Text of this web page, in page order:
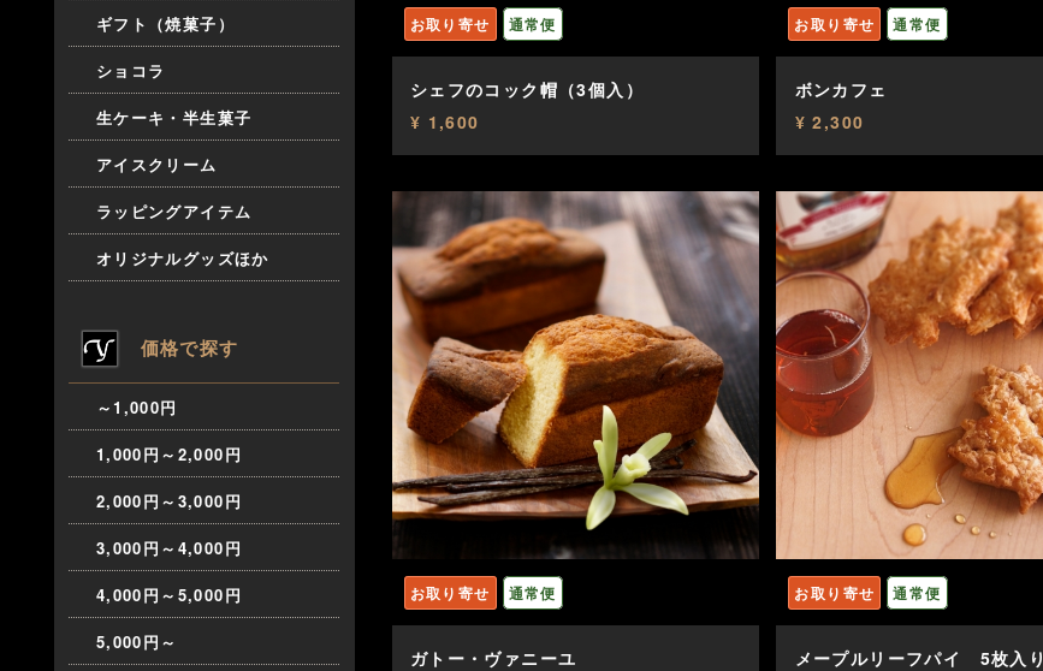
ギフト（焼菓子）
ショコラ
生ケーキ・半生菓子
アイスクリーム
ラッピングアイテム
オリジナルグッズほか
価格で探す
～1,000円
1,000円～2,000円
2,000円～3,000円
3,000円～4,000円
4,000円～5,000円
5,000円～
お取り寄せ 通常便
シェフのコック帽（3個入）
¥ 1,600
お取り寄せ 通常便
ボンカフェ
¥ 2,300
お取り寄せ 通常便
ガトー・ヴァニーユ
お取り寄せ 通常便
メープルリーフパイ 5枚入り